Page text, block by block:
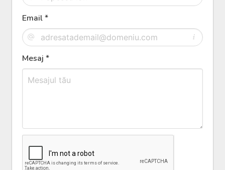
Email *
Mesaj *